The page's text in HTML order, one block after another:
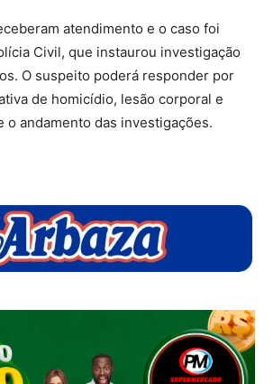
atendimento e o caso foi
Civil, que instaurou investigação
O suspeito poderá responder por
de homicídio, lesão corporal e
o andamento das investigações.